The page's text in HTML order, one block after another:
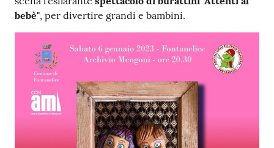
bebè", per divertire grandi e bambini.